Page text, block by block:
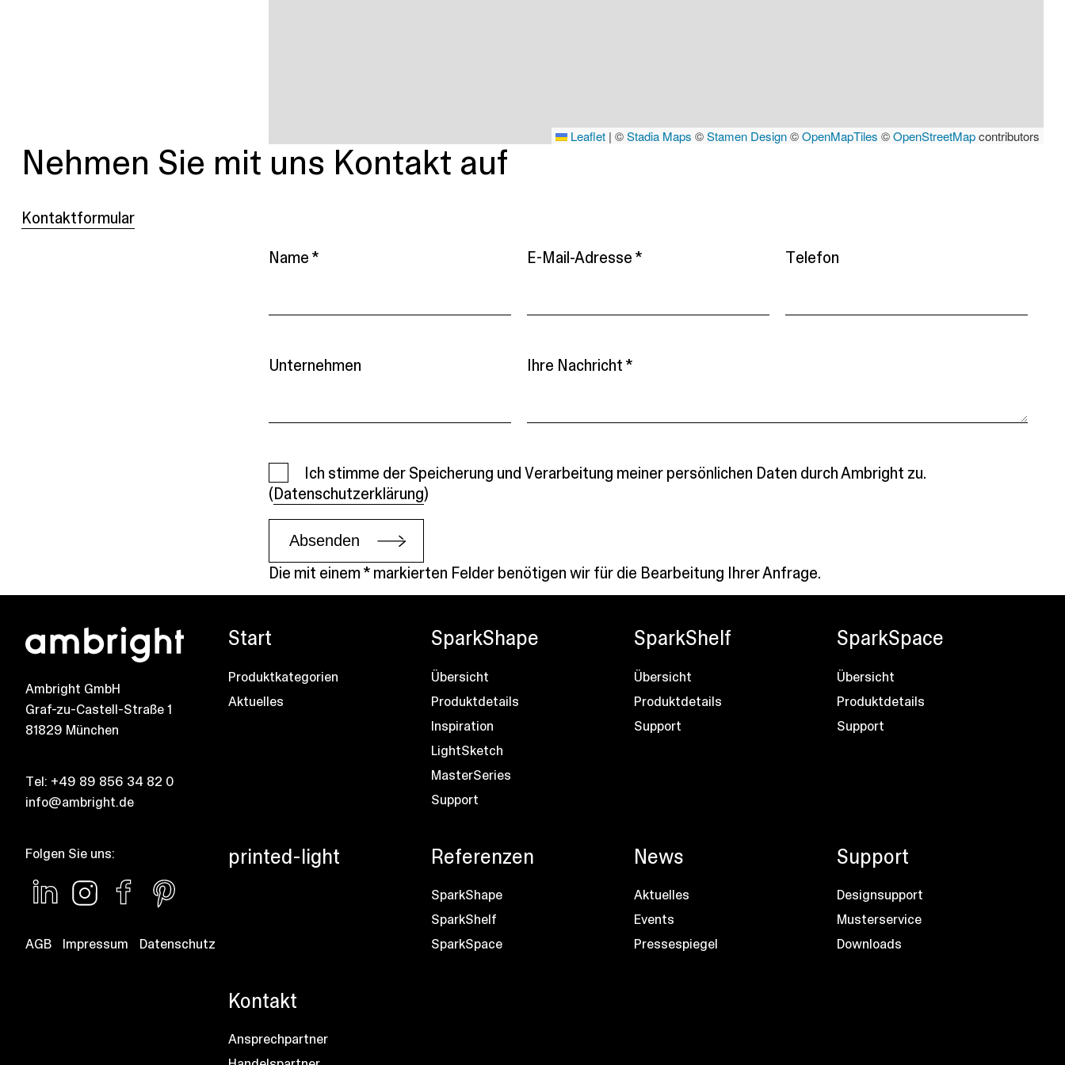
Leaflet | ©Stadia Maps ©Stamen Design©OpenMapTiles ©OpenStreetMapcontributors
Nehmen Sie mit uns Kontakt auf
Kontaktformular
Name *
E-Mail-Adresse * Telefon
Unternehmen Ihre Nachricht *
Ich stimme der Speicherung und Verarbeitung meiner persönlichen Daten durch Ambright zu.
(Datenschutzerklärung)
Absenden
Die mit einem * markierten Felder benötigen wir für die Bearbeitung Ihrer Anfrage.
Ambright GmbH
Graf-zu-Castell-Straße 1
81829 München
Tel: +49 89 856 34 82 0
info@ambright.de
Folgen Sie uns:
AGB Impressum Datenschutz
Start
Produktkategorien
Aktuelles
SparkShape
Übersicht
Produktdetails
Inspiration
LightSketch
MasterSeries
Support
SparkShelf
Übersicht
Produktdetails
Support
SparkSpace
Übersicht
Produktdetails
Support
printed-light Referenzen
SparkShape
SparkShelf
SparkSpace
News
Aktuelles
Events
Pressespiegel
Support
Designsupport
Musterservice
Downloads
Kontakt
Ansprechpartner